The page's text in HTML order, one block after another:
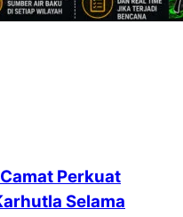
Perkuat
Selama